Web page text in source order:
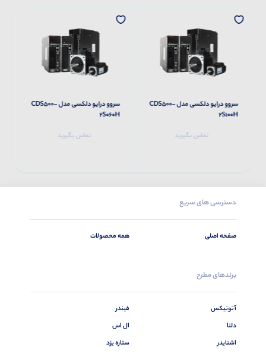
سروو درایو دلکسی مدل CDS500-
2S100H
تماس بگیرید
سروو درایو دلکسی مدل CDS500-
2S060H
تماس بگیرید
دسترسی های سریع
صفحه اصلی همه محصولات
برندهای مطرح
آتونیکس
دلتا
اشنایدر
فیندر
ال اس
ستاره یزد